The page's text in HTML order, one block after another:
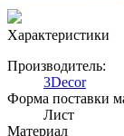
Характеристики
Производитель:
3Decor
Форма поставки
Лист
Материал